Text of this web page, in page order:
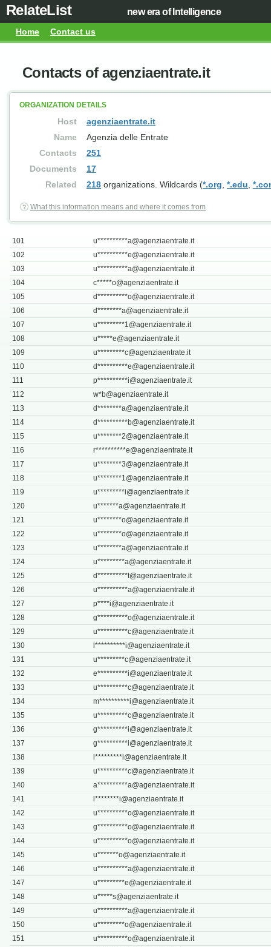
RelateList new era of Intelligence
Home Contact us
Contacts of agenziaentrate.it
ORGANIZATION DETAILS
Host
agenziaentrate.it
Name
Agenzia delle Entrate
Contacts
251
Documents
17
Related
218 organizations. Wildcards (*.org *.edu
What this information means and where it comes from
101 u**********a@agenziaentrate.it
102
u**********e@agenziaentrate.it
103
u**********a@agenziaentrate.it
104
c*****o@agenziaentrate.it
105
d**********o@agenziaentrate.it
106
d********a@agenziaentrate.it
107
u*********1@agenziaentrate.it
108
u*****e@agenziaentrate.it
109
u*********c@agenziaentrate.it
110
d**********e@agenziaentrate.it
111
p**********i@agenziaentrate.it
112
w*b@agenziaentrate.it
113
d********a@agenziaentrate.it
114
d**********b@agenziaentrate.it
115
u********2@agenziaentrate.it
116
r**********e@agenziaentrate.it
117
u********3@agenziaentrate.it
118
u********1@agenziaentrate.it
119
u*********i@agenziaentrate.it
120
u*******a@agenziaentrate.it
121
u********o@agenziaentrate.it
122
u********o@agenziaentrate.it
123
u********a@agenziaentrate.it
124
u*********a@agenziaentrate.it
125
d**********t@agenziaentrate.it
126
u**********a@agenziaentrate.it
127
p****i@agenziaentrate.it
128
g**********o@agenziaentrate.it
129
u**********c@agenziaentrate.it
130
l**********i@agenziaentrate.it
131
u*********c@agenziaentrate.it
132
e**********i@agenziaentrate.it
133
u**********c@agenziaentrate.it
134
m**********i@agenziaentrate.it
135
u**********c@agenziaentrate.it
136
g**********i@agenziaentrate.it
137
g**********i@agenziaentrate.it
138
l*********i@agenziaentrate.it
139
u**********c@agenziaentrate.it
140
a**********a@agenziaentrate.it
141
l********i@agenziaentrate.it
142
u**********o@agenziaentrate.it
143
g**********o@agenziaentrate.it
144
u**********o@agenziaentrate.it
145
u*******o@agenziaentrate.it
146
u**********a@agenziaentrate.it
147
u*********e@agenziaentrate.it
148
u*****s@agenziaentrate.it
149
u**********a@agenziaentrate.it
150
u*********o@agenziaentrate.it
151
u**********o@agenziaentrate.it